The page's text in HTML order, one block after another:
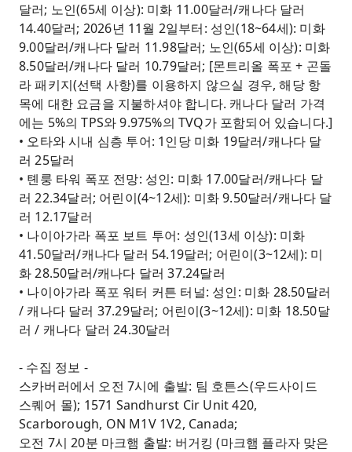
달러; 노인(65세 이상): 미화 11.00달러/캐나다 달러
14.40달러; 2026년 11월 2일부터: 성인(18~64세): 미화
9.00달러/캐나다 달러 11.98달러; 노인(65세 이상): 미화
8.50달러/캐나다 달러 10.79달러; [몬트리올 폭포 + 곤돌
라 패키지(선택 사항)를 이용하지 않으실 경우, 해당 항
목에 대한 요금을 지불하셔야 합니다. 캐나다 달러 가격
에는 5%의 TPS와 9.975%의 TVQ가 포함되어 있습니다.]
• 오타와 시내 심층 투어: 1인당 미화 19달러/캐나다 달
러 25달러
• 톈룽 타워 폭포 전망: 성인: 미화 17.00달러/캐나다 달
러 22.34달러; 어린이(4~12세): 미화 9.50달러/캐나다 달
러 12.17달러
• 나이아가라 폭포 보트 투어: 성인(13세 이상): 미화
41.50달러/캐나다 달러 54.19달러; 어린이(3~12세): 미
화 28.50달러/캐나다 달러 37.24달러
• 나이아가라 폭포 워터 커튼 터널: 성인: 미화 28.50달러
/ 캐나다 달러 37.29달러; 어린이(3~12세): 미화 18.50달
러 / 캐나다 달러 24.30달러
- 수집 정보 -
스카버러에서 오전 7시에 출발: 팀 호튼스(우드사이드
스퀘어 몰); 1571 Sandhurst Cir Unit 420,
Scarborough, ON M1V 1V2, Canada;
오전 7시 20분 마크햄 출발: 버거킹 (마크햄 플라자 맞은